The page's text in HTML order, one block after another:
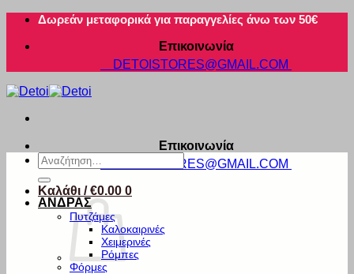
Μετάβαση
περιεχόμενο
Δωρεάν μεταφορικά για παραγγελίες άνω των 50€
Επικοινωνία
DETOISTORES@GMAIL.COM
Επικοινωνία
DETOISTORES@GMAIL.COM
Καλάθι /€0.00 0
Αναζήτηση
για:
ΑΝΔΡΑΣ
Πυτζάμες
Καλοκαιρινές
Χειμερινές
Ρόμπες
Φόρμες